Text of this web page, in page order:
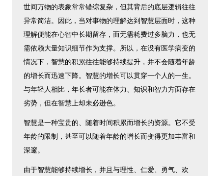
世间万物的表象常常错综复杂，但其背后的底层逻辑往往
异常简洁。因此，当对事物的理解达到智慧层面时，这种
理解便能在心智中长期留存，而无需耗费过多脑力，也无
需依赖大量知识细节作为支撑。所以，在没有医学病变的
情况下，智慧的积累往往能够持续提升，并不会随着年龄
的增长而迅速下降。智慧的增长可以贯穿一个人的一生。
与年轻人相比，年长者可能在体力、知识和智力方面存在
劣势，但在智慧上却未必逊色。
智慧是一种宝贵的、随着时间积累而增长的资源。它不受
年龄的限制，甚至可以随着年龄的增长而变得更加丰富和
深邃。
由于智慧能够持续增长，并且与理性、仁爱、勇气、欢